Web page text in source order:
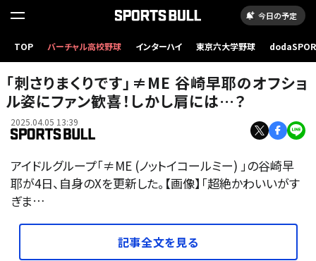
今日の予定
TOP バーチャル高校野球 インターハイ 東京六大学野球
「刺さりまくりです」≠ME 谷崎早耶のオフショ
ル姿にファン歓喜！しかし肩には…？
2025.04.05 13:39
アイドルグループ「≠ME (ノットイコールミー) 」の谷崎早
耶が4日、自身のXを更新した。【画像】「超絶かわいいがす
ぎま…
記事全文を見る